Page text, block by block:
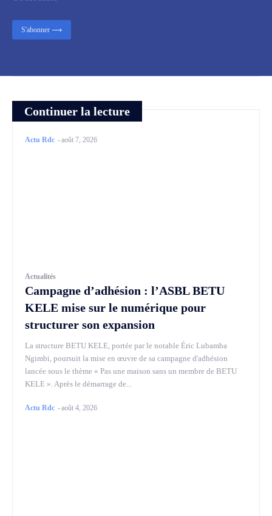
Continuer la lecture
Actu Rdc -août 7, 2026
Actualités
Campagne d’adhésion : l’ASBL BETU
KELE mise sur le numérique pour
structurer son expansion
La structure BETU KELE, portée par le notable Éric Lubamba
Ngimbi, poursuit la mise en œuvre de sa campagne d'adhésion
lancée sous le thème « Pas une maison sans un membre de BETU
KELE ». Après le démarrage de...
Actu Rdc -août 4, 2026
S'abonner ⟶